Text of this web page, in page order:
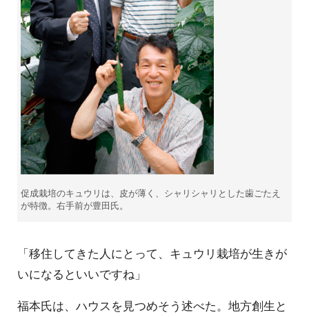
促成栽培のキュウリは、皮が薄く、シャリシャリとした歯ごたえ
が特徴。右手前が豊田氏。
「移住してきた人にとって、キュウリ栽培が生きが
いになるといいですね」
福本氏は、ハウスを見つめそう述べた。地方創生と